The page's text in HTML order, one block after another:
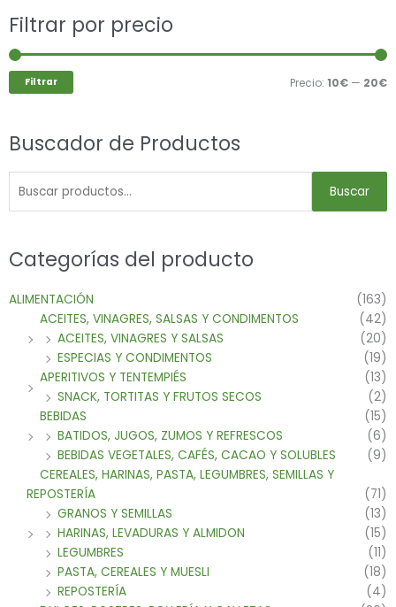
Filtrar por precio
Filtrar Precio: 10€ — 20€
Buscador de Productos
Buscar
Buscar
Categorías del producto
ALIMENTACIÓN
(163)
ACEITES, VINAGRES, SALSAS Y CONDIMENTOS
(42)
ACEITES, VINAGRES Y SALSAS
(20)
ESPECIAS Y CONDIMENTOS
(19)
APERITIVOS Y TENTEMPIÉS
(13)
SNACK, TORTITAS Y FRUTOS SECOS
(2)
BEBIDAS
(15)
BATIDOS, JUGOS, ZUMOS Y REFRESCOS
(6)
BEBIDAS VEGETALES, CAFÉS, CACAO Y SOLUBLES
(9)
CEREALES, HARINAS, PASTA, LEGUMBRES, SEMILLAS Y
REPOSTERÍA
(71)
GRANOS Y SEMILLAS
(13)
HARINAS, LEVADURAS Y ALMIDON
(15)
LEGUMBRES
(11)
PASTA, CEREALES Y MUESLI
(18)
REPOSTERÍA
(4)